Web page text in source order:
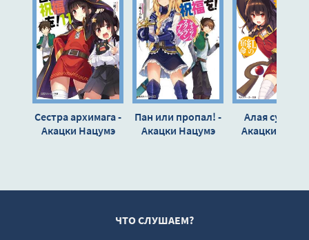
012 Комбатанты Т1 05-01
013 Комбатанты Т1 05-02
014 Комбатанты Т1 06-01
015 Комбатанты Т1 07-01
Сестра архимага -
Акацки Нацумэ
Пан или пропал! -
Акацки Нацумэ
Алая судьба!
Акацки
ЧТО СЛУШАЕМ?